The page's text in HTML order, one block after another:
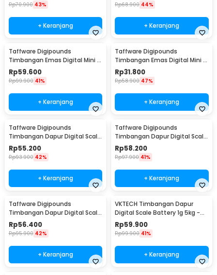
Rp70.900 43%
+ Keranjang
Rp68.900 44%
+ Keranjang
Taffware Digipounds
Timbangan Emas Digital Mini 7
Units 0.01g 500g - UF200H
Rp59.600
Rp99.900 41%
+ Keranjang
Taffware Digipounds
Timbangan Emas Digital Mini 5
Units 0.01g 200g - MH-200
Rp31.800
Rp58.900 47%
+ Keranjang
Taffware Digipounds
Timbangan Dapur Digital Scale
Battery 1g 5kg - Z1S
Rp55.200
Rp93.900 42%
+ Keranjang
Taffware Digipounds
Timbangan Dapur Digital Scale
Battery 1g 10kg - Z2S
Rp58.200
Rp97.900 41%
+ Keranjang
Taffware Digipounds
Timbangan Dapur Digital Scale
Battery 1g 10kg - Z3S
Rp56.400
Rp95.900 42%
+ Keranjang
VKTECH Timbangan Dapur
Digital Scale Battery 1g 5kg -
CK10A
Rp59.900
Rp99.900 41%
+ Keranjang